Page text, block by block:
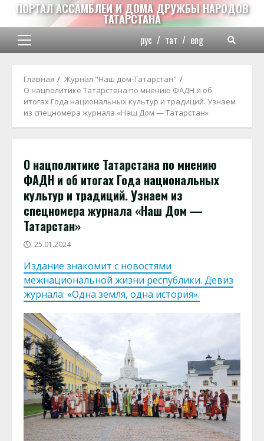
Перейти
содержимому
ПОРТАЛ АССАМБЛЕИ И ДОМА ДРУЖБЫ НАРОДОВ
ТАТАРСТАНА
Основное
рус / тат / eng
Главная
Журнал "Наш дом-Татарстан"
О нацполитике Татарстана по мнению ФАДН и об
итогах Года национальных культур и традиций. Узнаем
из спецномера журнала «Наш Дом — Татарстан»
О нацполитике Татарстана по мнению
ФАДН и об итогах Года национальных
культур и традиций. Узнаем из
спецномера журнала «Наш Дом —
Татарстан»
25.01.2024
Издание знакомит с новостями
межнациональной жизни республики. Девиз
журнала: «Одна земля, одна история».